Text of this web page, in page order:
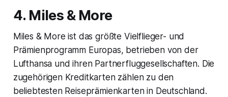
4. Miles & More
Miles & More ist das größte Vielflieger- und
Prämienprogramm Europas, betrieben von der
Lufthansa und ihren Partnerfluggesellschaften. Die
zugehörigen Kreditkarten zählen zu den
beliebtesten Reiseprämienkarten in Deutschland.